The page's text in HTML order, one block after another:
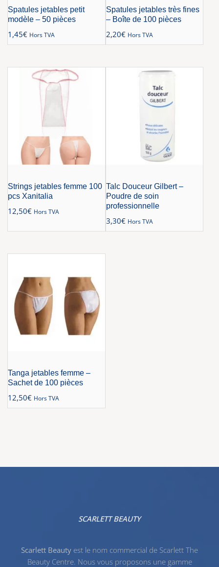
Spatules jetables petit
modèle – 50 pièces
1,45€ Hors TVA
Spatules jetables très fines
– Boîte de 100 pièces
2,20€ Hors TVA
Strings jetables femme 100
pcs Xanitalia
12,50€ Hors TVA
Talc Douceur Gilbert –
Poudre de soin
professionnelle
3,30€ Hors TVA
Tanga jetables femme –
Sachet de 100 pièces
12,50€ Hors TVA
SCARLETT BEAUTY
Scarlett Beauty est le nom commercial de Scarlett The
Beauty Centre. Nous vous proposons une gamme